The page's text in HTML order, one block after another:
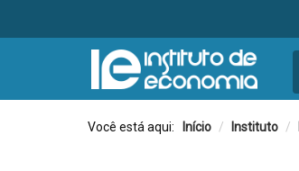
Você está aqui: Início / Instituto /